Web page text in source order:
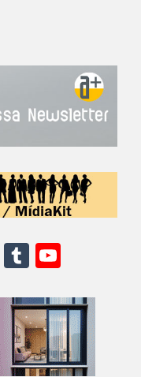
LinkedIn
Tumblr